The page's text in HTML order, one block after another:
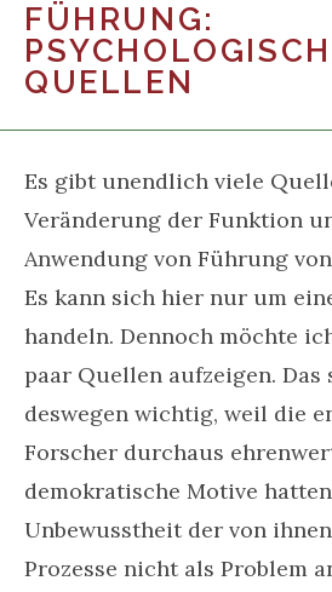
FÜHRUNG:
QUELLEN
Es gibt unendlich viele
Veränderung der Funktion
Anwendung von Führung
Es kann sich hier nur um
handeln. Dennoch möchte
paar Quellen aufzeigen.
deswegen wichtig, weil die
Forscher durchaus
demokratische Motive
Unbewusstheit der von
Prozesse nicht als Problem